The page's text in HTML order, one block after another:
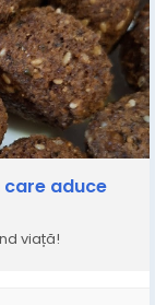
aduce
viață!